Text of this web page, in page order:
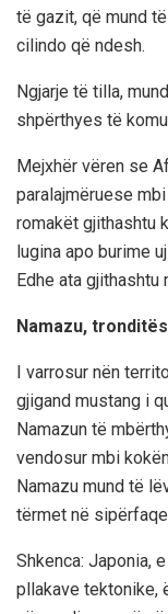
të gazit, që mund
cilindo që ndesh.
Ngjarje të tilla,
shpërthyes të
Mejxhër vëren se
paralajmëruese
romakët gjithashtu
lugina apo burime
Edhe ata gjithashtu
Namazu,
I varrosur nën
gjigand mustang i
Namazun të
vendosur mbi
Namazu mund të
tërmet në
Shkenca: Japonia,
pllakave tektonike,